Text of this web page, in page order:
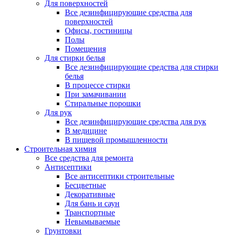
Для поверхностей
Все дезинфицирующие средства для
поверхностей
Офисы, гостиницы
Полы
Помещения
Для стирки белья
Все дезинфицирующие средства для стирки
белья
В процессе стирки
При замачивании
Стиральные порошки
Для рук
Все дезинфицирующие средства для рук
В медицине
В пищевой промышленности
Строительная химия
Все средства для ремонта
Антисептики
Все антисептики строительные
Бесцветные
Декоративные
Для бань и саун
Транспортные
Невымываемые
Грунтовки